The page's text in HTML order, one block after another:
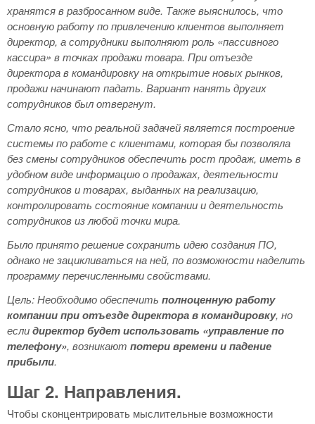
хранятся в разбросанном виде. Также выяснилось, что
основную работу по привлечению клиентов выполняет
директор, а сотрудники выполняют роль «пассивного
кассира» в точках продажи товара. При отъезде
директора в командировку на открытие новых рынков,
продажи начинают падать. Вариант нанять других
сотрудников был отвергнут.
Стало ясно, что реальной задачей является построение
системы по работе с клиентами, которая бы позволяла
без смены сотрудников обеспечить рост продаж, иметь в
удобном виде информацию о продажах, деятельности
сотрудников и товарах, выданных на реализацию,
контролировать состояние компании и деятельность
сотрудников из любой точки мира.
Было принято решение сохранить идею создания ПО,
однако не зацикливаться на ней, по возможности наделить
программу перечисленными свойствами.
Цель: Необходимо обеспечить полноценную работу
компании при отъезде директора в командировку, но
еслидиректор будет использовать «управление по
телефону», возникают потери времени и падение
прибыли.
Шаг 2. Направления.
Чтобы сконцентрировать мыслительные возможности